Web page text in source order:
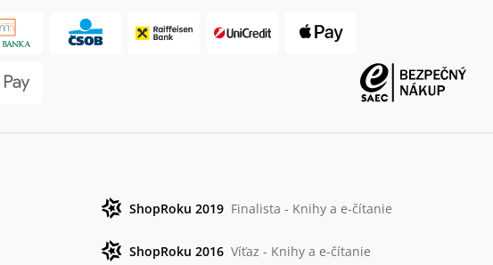
ShopRoku 2019 Finalista - Knihy a e-čítanie
ShopRoku 2016 Víťaz - Knihy a e-čítanie